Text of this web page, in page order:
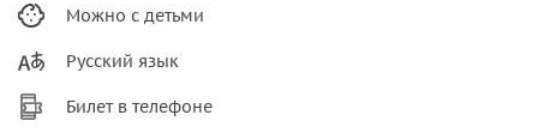
Можно с детьми
Русский язык
Билет в телефоне